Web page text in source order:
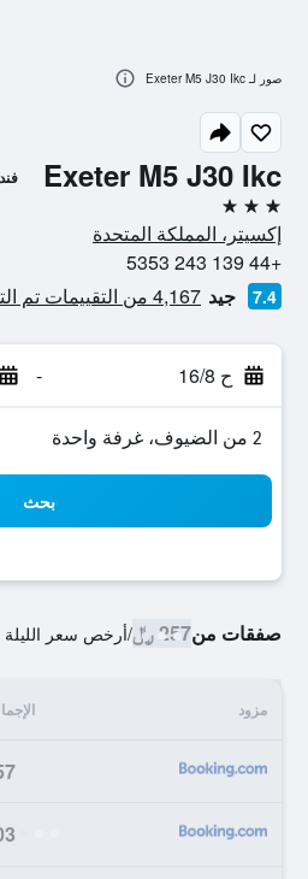
Exeter M5 J30 Ikc
3 نجوم
إكسيتر، المملكة المتحدة
+44 139 243 5353
7.4 جيد 4,167 من التقييمات تم التحقق منها
ح 16/8 -
2 من الضيوف، غرفة واحدة
بحث
صفقات من257 ﷼ /أرخص سعر الليلة
مزود
صور لـ Exeter M5 J30 Ikc